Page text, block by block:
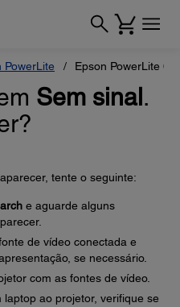
PowerLite Epson PowerLite
Sem sinal .
tente o seguinte:
e aguarde alguns
de vídeo conectada e
se necessário.
com as fontes de vídeo.
ao projetor, verifique se